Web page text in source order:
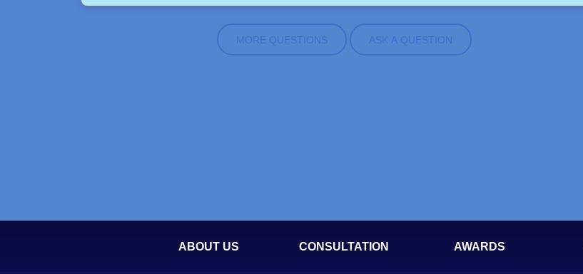
MORE QUESTIONS ASK A QUESTION
ABOUT US CONSULTATION AWARDS